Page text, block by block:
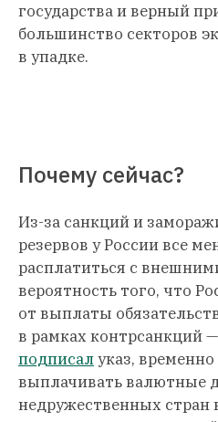
государства и верный
большинство секторов
в упадке.
Почему сейчас?
Из-за санкций и
резервов у России все
расплатиться с
вероятность того, что
от выплаты
в рамках контрсанкций
подписалуказ,
выплачивать валютные
недружественных стран